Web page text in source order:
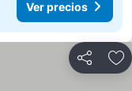
Ver precios
Compartir